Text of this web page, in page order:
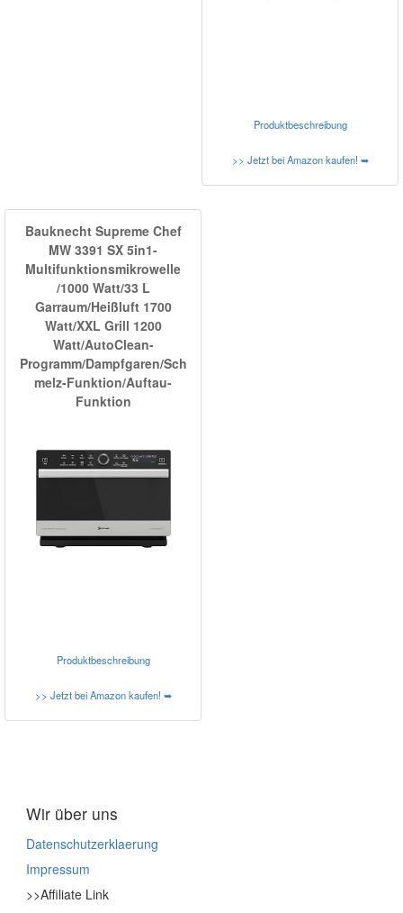
Produktbeschreibung
>> Jetzt bei Amazon kaufen! ➥
Bauknecht Supreme Chef
MW 3391 SX 5in1-
Multifunktionsmikrowelle
/1000 Watt/33 L
Garraum/Heißluft 1700
Watt/XXL Grill 1200
Watt/AutoClean-
Programm/Dampfgaren/Sch
melz-Funktion/Auftau-
Funktion
Produktbeschreibung
>> Jetzt bei Amazon kaufen! ➥
Wir über uns
Datenschutzerklaerung
Impressum
>>Affiliate Link